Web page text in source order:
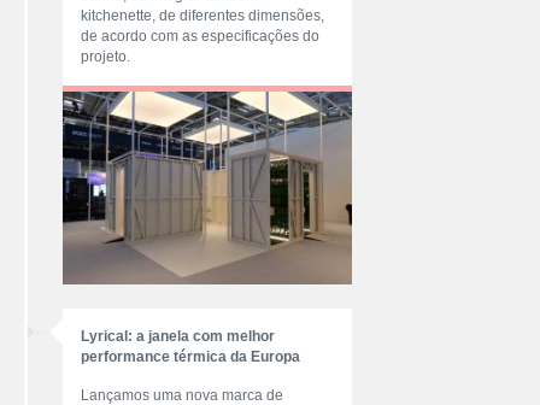
kitchenette, de diferentes dimensões,
de acordo com as especificações do
projeto.
Lyrical: a janela com melhor
performance térmica da Europa
Lançamos uma nova marca de